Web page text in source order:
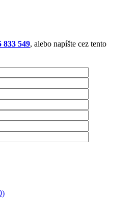
833 549, alebo napíšte cez tento